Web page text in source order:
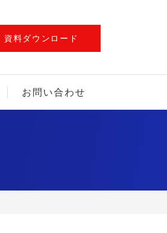
資料ダウンロード
お問い合わせ